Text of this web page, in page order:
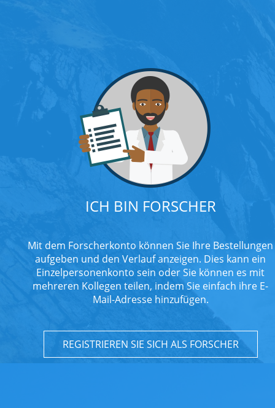
ICH BIN FORSCHER
Mit dem Forscherkonto können Sie Ihre Bestellungen
aufgeben und den Verlauf anzeigen. Dies kann ein
Einzelpersonenkonto sein oder Sie können es mit
mehreren Kollegen teilen, indem Sie einfach ihre E-
Mail-Adresse hinzufügen.
REGISTRIEREN SIE SICH ALS FORSCHER